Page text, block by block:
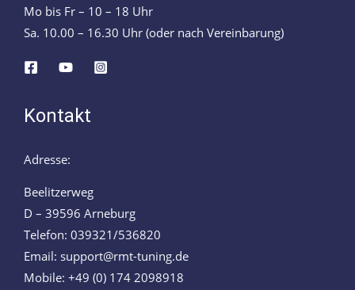
Mo bis Fr – 10 – 18 Uhr
Sa. 10.00 – 16.30 Uhr (oder nach Vereinbarung)
Kontakt
Adresse:
Beelitzerweg
D – 39596 Arneburg
Telefon: 039321/536820
Email: support@rmt-tuning.de
Mobile: +49 (0) 174 2098918